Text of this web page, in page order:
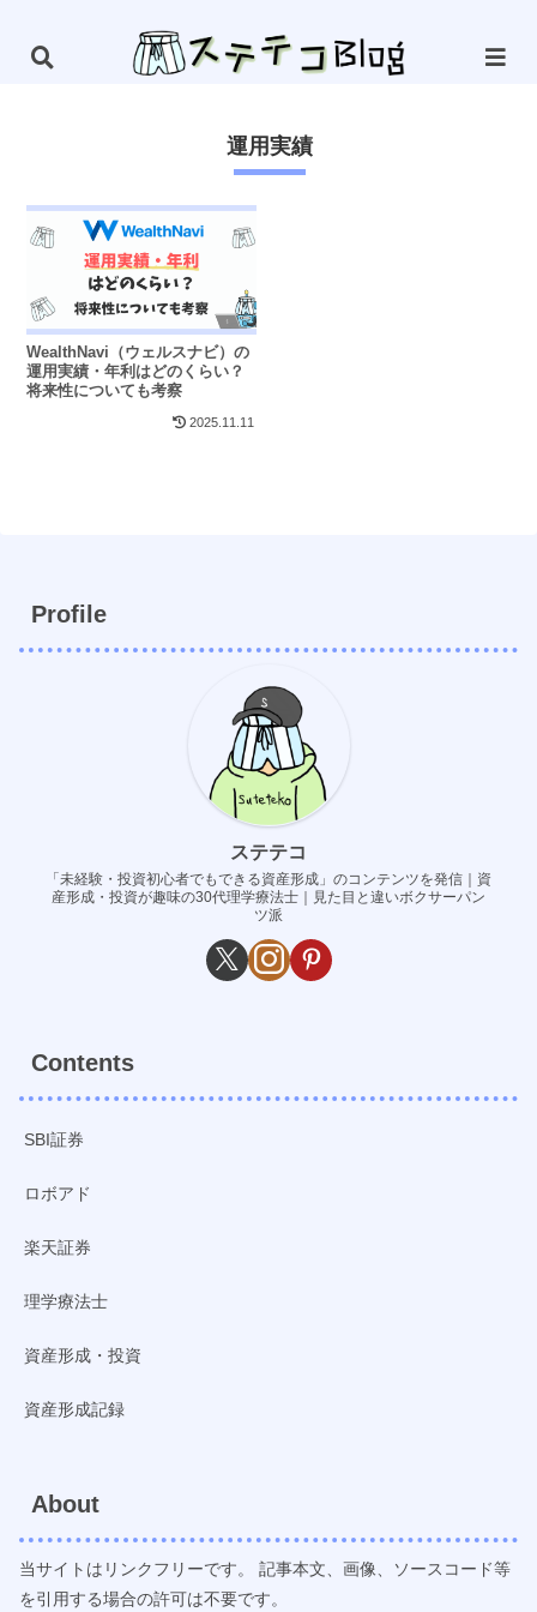
運用実績
WealthNavi（ウェルスナビ）の
運用実績・年利はどのくらい？
将来性についても考察
2025.11.11
Profile
ステテコ
「未経験・投資初心者でもできる資産形成」のコンテンツを発信｜資
産形成・投資が趣味の30代理学療法士｜見た目と違いボクサーパン
ツ派
Contents
SBI証券
ロボアド
楽天証券
理学療法士
資産形成・投資
資産形成記録
About
当サイトはリンクフリーです。 記事本文、画像、ソースコード等
を引用する場合の許可は不要です。